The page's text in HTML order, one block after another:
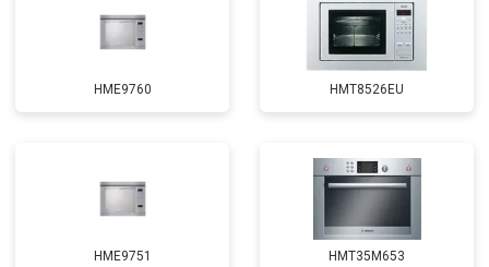
HME9760 HMT8526EU
HME9751 HMT35M653